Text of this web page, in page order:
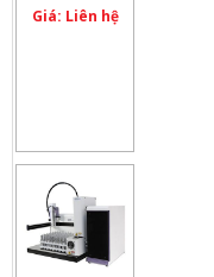
61506150
Giá: Liên hệ